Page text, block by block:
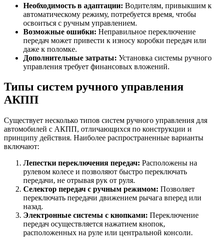
Необходимость в адаптации: Водителям, привыкшим к
автоматическому режиму, потребуется время, чтобы
освоиться с ручным управлением.
Возможные ошибки: Неправильное переключение
передач может привести к износу коробки передач или
даже к поломке.
Дополнительные затраты: Установка системы ручного
управления требует финансовых вложений.
Типы систем ручного управления
АКПП
Существует несколько типов систем ручного управления для
автомобилей с АКПП, отличающихся по конструкции и
принципу действия. Наиболее распространенные варианты
включают:
Лепестки переключения передач: Расположены на
рулевом колесе и позволяют быстро переключать
передачи, не отрывая рук от руля.
Селектор передач с ручным режимом: Позволяет
переключать передачи движением рычага вперед или
назад.
Электронные системы с кнопками: Переключение
передач осуществляется нажатием кнопок,
расположенных на руле или центральной консоли.